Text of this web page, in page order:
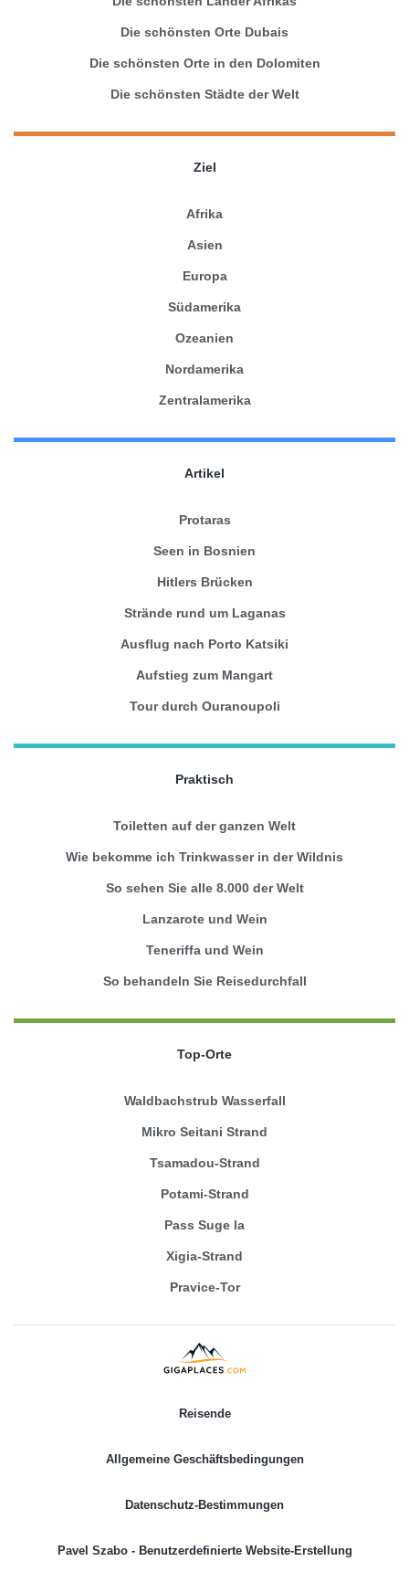
Die schönsten Orte Dubais
Die schönsten Orte in den Dolomiten
Die schönsten Städte der Welt
Ziel
Afrika
Asien
Europa
Südamerika
Ozeanien
Nordamerika
Zentralamerika
Artikel
Protaras
Seen in Bosnien
Hitlers Brücken
Strände rund um Laganas
Ausflug nach Porto Katsiki
Aufstieg zum Mangart
Tour durch Ouranoupoli
Praktisch
Toiletten auf der ganzen Welt
Wie bekomme ich Trinkwasser in der Wildnis
So sehen Sie alle 8.000 der Welt
Lanzarote und Wein
Teneriffa und Wein
So behandeln Sie Reisedurchfall
Top-Orte
Waldbachstrub Wasserfall
Mikro Seitani Strand
Tsamadou-Strand
Potami-Strand
Pass Suge la
Xigia-Strand
Pravice-Tor
Reisende
Allgemeine Geschäftsbedingungen
Datenschutz-Bestimmungen
Pavel Szabo - Benutzerdefinierte Website-Erstellung